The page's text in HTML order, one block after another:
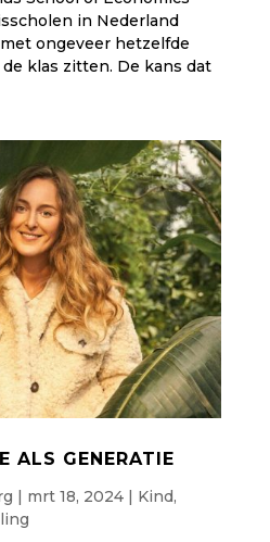
in Nederland
ongeveer hetzelfde
klas zitten. De kans dat
ALS GENERATIE
mrt 18, 2024| Kind,